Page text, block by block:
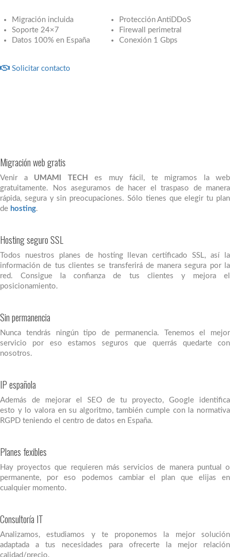
Migración incluida
Soporte 24×7
Datos 100% en España
Protección AntiDDoS
Firewall perimetral
Conexión 1 Gbps
Solicitar contacto
Migración web gratis
Venir a UMAMI TECH
es muy fácil, te migramos la web
gratuitamente. Nos aseguramos de hacer el traspaso de manera
rápida, segura y sin preocupaciones. Sólo tienes que elegir tu plan
de hosting.
Hosting seguro SSL
Todos nuestros planes de hosting llevan certificado SSL, así la
información de tus clientes se transferirá de manera segura por la
red. Consigue la confianza de tus clientes y mejora el
posicionamiento.
Sin permanencia
Nunca tendrás ningún tipo de permanencia. Tenemos el mejor
servicio por eso estamos seguros que querrás quedarte con
nosotros.
IP española
Además de mejorar el SEO de tu proyecto, Google identifica
esto y lo valora en su algoritmo, también cumple con la normativa
RGPD teniendo el centro de datos en España.
Planes fexibles
Hay proyectos que requieren más servicios de manera puntual o
permanente, por eso podemos cambiar el plan que elijas en
cualquier momento.
Consultoría IT
Analizamos, estudiamos y te proponemos la mejor solución
adaptada a tus necesidades para ofrecerte la mejor relación
calidad/precio.